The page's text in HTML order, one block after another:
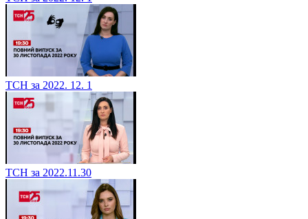
ТСН за 2022. 12. 1
ТСН за 2022.11.30